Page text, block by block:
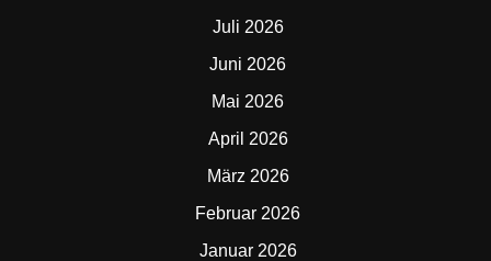
Juli 2026
Juni 2026
Mai 2026
April 2026
März 2026
Februar 2026
Januar 2026